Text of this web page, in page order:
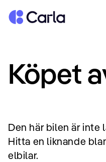
Tillbaka till startsidan
Köpet
Den här bilen är inte
Hitta en liknande
elbilar.